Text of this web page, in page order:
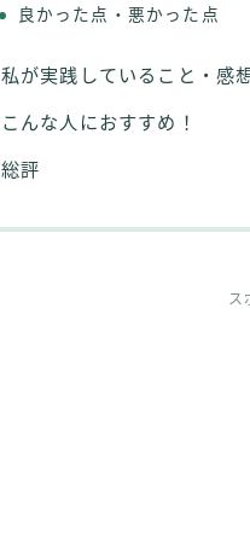
良かった点・悪かった点
私が実践していること・感
こんな人におすすめ！
総評
ス